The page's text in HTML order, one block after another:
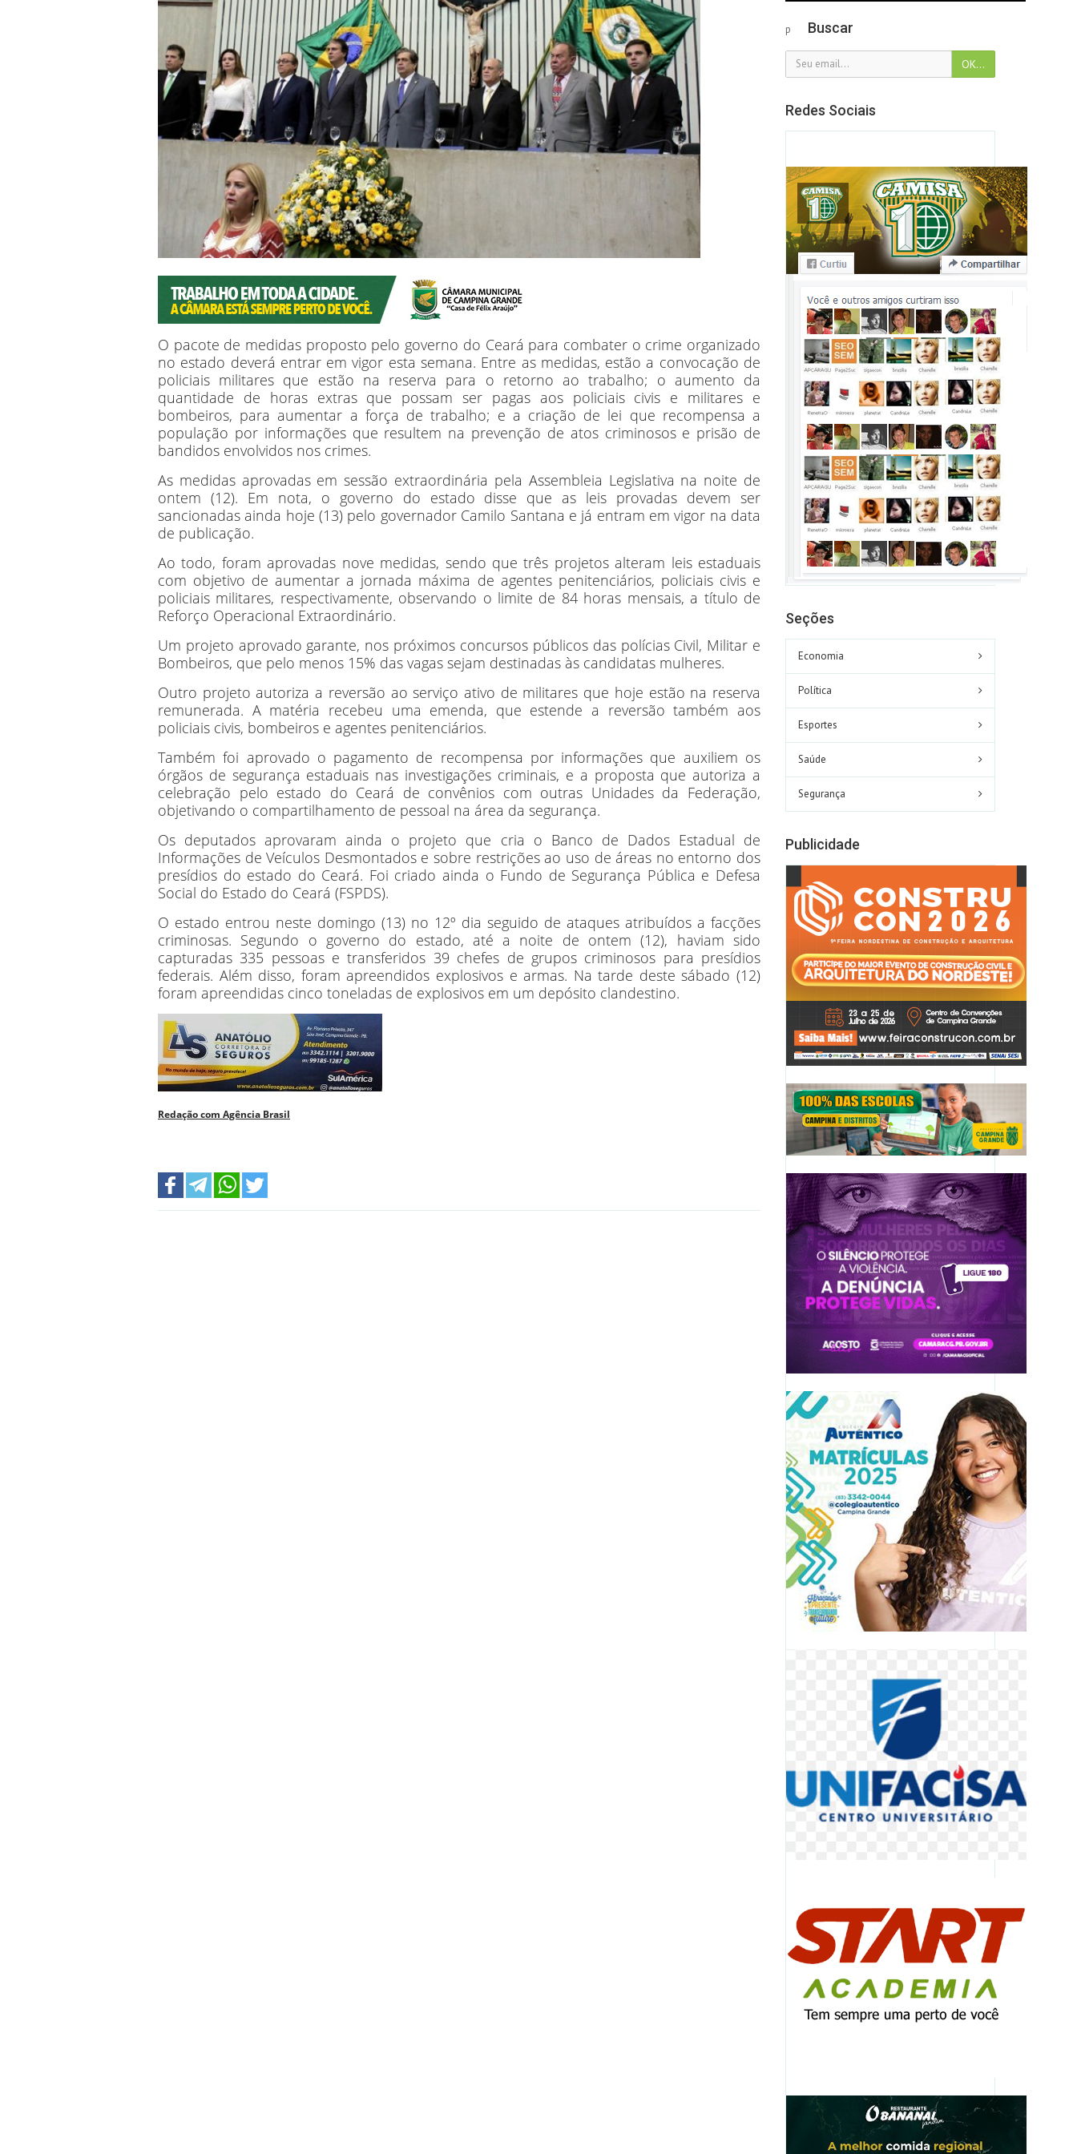
O pacote de medidas proposto pelo governo do Ceará para combater o crime organizado
no estado deverá entrar em vigor esta semana. Entre as medidas, estão a convocação de
policiais militares que estão na reserva para o retorno ao trabalho; o aumento da
quantidade de horas extras que possam ser pagas aos policiais civis e militares e
bombeiros, para aumentar a força de trabalho; e a criação de lei que recompensa a
população por informações que resultem na prevenção de atos criminosos e prisão de
bandidos envolvidos nos crimes.
As medidas aprovadas em sessão extraordinária pela Assembleia Legislativa na noite de
ontem (12). Em nota, o governo do estado disse que as leis provadas devem ser
sancionadas ainda hoje (13) pelo governador Camilo Santana e já entram em vigor na data
de publicação.
Ao todo, foram aprovadas nove medidas, sendo que três projetos alteram leis estaduais
com objetivo de aumentar a jornada máxima de agentes penitenciários, policiais civis e
policiais militares, respectivamente, observando o limite de 84 horas mensais, a título de
Reforço Operacional Extraordinário.
Um projeto aprovado garante, nos próximos concursos públicos das polícias Civil, Militar e
Bombeiros, que pelo menos 15% das vagas sejam destinadas às candidatas mulheres.
Outro projeto autoriza a reversão ao serviço ativo de militares que hoje estão na reserva
remunerada. A matéria recebeu uma emenda, que estende a reversão também aos
policiais civis, bombeiros e agentes penitenciários.
Também foi aprovado o pagamento de recompensa por informações que auxiliem os
órgãos de segurança estaduais nas investigações criminais, e a proposta que autoriza a
celebração pelo estado do Ceará de convênios com outras Unidades da Federação,
objetivando o compartilhamento de pessoal na área da segurança.
Os deputados aprovaram ainda o projeto que cria o Banco de Dados Estadual de
Informações de Veículos Desmontados e sobre restrições ao uso de áreas no entorno dos
presídios do estado do Ceará. Foi criado ainda o Fundo de Segurança Pública e Defesa
Social do Estado do Ceará (FSPDS).
O estado entrou neste domingo (13) no 12º dia seguido de ataques atribuídos a facções
criminosas. Segundo o governo do estado, até a noite de ontem (12), haviam sido
capturadas 335 pessoas e transferidos 39 chefes de grupos criminosos para presídios
federais. Além disso, foram apreendidos explosivos e armas. Na tarde deste sábado (12)
foram apreendidas cinco toneladas de explosivos em um depósito clandestino.
Redação com Agência Brasil
p Buscar
Redes Sociais
Seções
Economia
Política
Esportes
Saúde
Segurança
Publicidade